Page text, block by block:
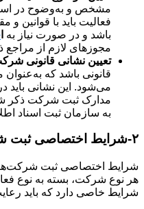
مشخص و به‌وضوح در
فعالیت باید با قوانین
باشد و در صورت نیاز به
مجوزهای لازم از
تعیین نشانی قانونی
قانونی باشد که
می‌شود. این نشانی باید
مدارک ثبت شرکت ذکر
به سازمان ثبت اسناد
۲-شرایط اختصاصی ثبت شرکت
شرایط اختصاصی ثبت
هر نوع شرکت، بسته به نوع
شرایط خاصی دارد که باید